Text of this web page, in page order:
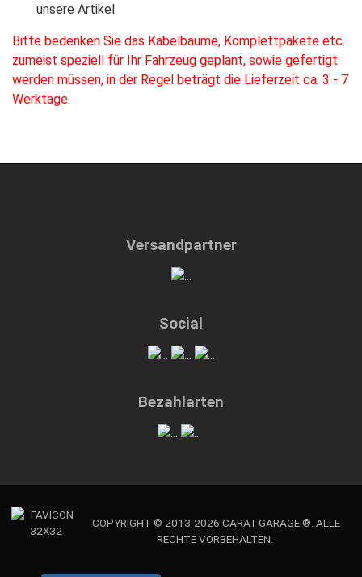
unsere Artikel
Bitte bedenken Sie das Kabelbäume, Komplettpakete etc.
zumeist speziell für Ihr Fahrzeug geplant, sowie gefertigt
werden müssen, in der Regel beträgt die Lieferzeit ca. 3 - 7
Werktage.
Versandpartner
Social
Bezahlarten
COPYRIGHT © 2013-2026 CARAT-GARAGE ®. ALLE
RECHTE VORBEHALTEN.